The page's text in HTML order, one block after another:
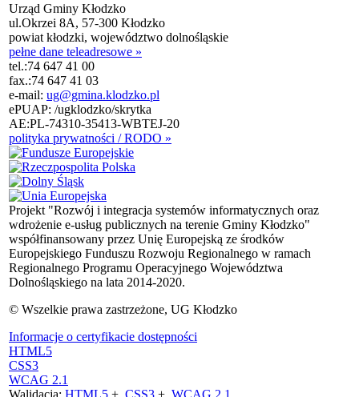
Urząd Gminy Kłodzko
ul.Okrzei 8A, 57-300 Kłodzko
powiat kłodzki, województwo dolnośląskie
pełne dane teleadresowe »
tel.:74 647 41 00
fax.:74 647 41 03
e-mail: ug@gmina.klodzko.pl
ePUAP: /ugklodzko/skrytka
AE:PL-74310-35413-WBTEJ-20
polityka prywatności / RODO »
Projekt "Rozwój i integracja systemów informatycznych oraz
wdrożenie e-usług publicznych na terenie Gminy Kłodzko"
współfinansowany przez Unię Europejską ze środków
Europejskiego Funduszu Rozwoju Regionalnego w ramach
Regionalnego Programu Operacyjnego Województwa
Dolnośląskiego na lata 2014-2020.
© Wszelkie prawa zastrzeżone, UG Kłodzko
Informacje o certyfikacie dostępności
HTML5
CSS3
WCAG 2.1
Walidacja: HTML5 + CSS3 + WCAG 2.1